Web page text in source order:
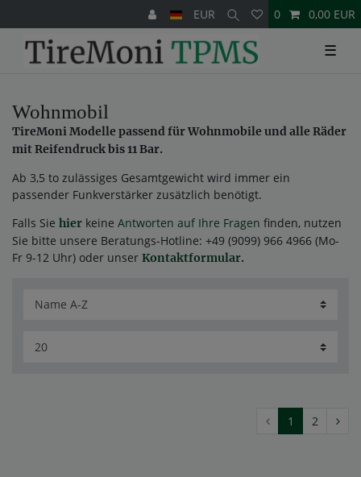
EUR 0 0,00 EUR
☰
Wohnmobil
TireMoni Modelle passend für Wohnmobile und alle Räder
mit Reifendruck bis 11 Bar.
Ab 3,5 to zulässiges Gesamtgewicht wird immer ein
passender Funkverstärker zusätzlich benötigt.
Falls Sie hier keine Antworten auf Ihre Fragen finden, nutzen
Sie bitte unsere Beratungs-Hotline: +49 (9099) 966 4966 (Mo-
Fr 9-12 Uhr) oder unser Kontaktformular.
1 2